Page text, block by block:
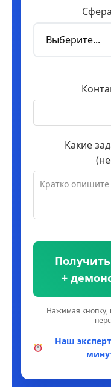
Какие
+
Нажимая кнопку,
Наш